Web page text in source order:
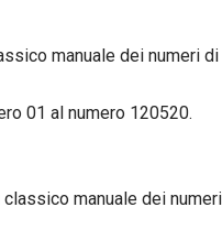
manuale dei numeri
01 al numero 120520.
manuale dei